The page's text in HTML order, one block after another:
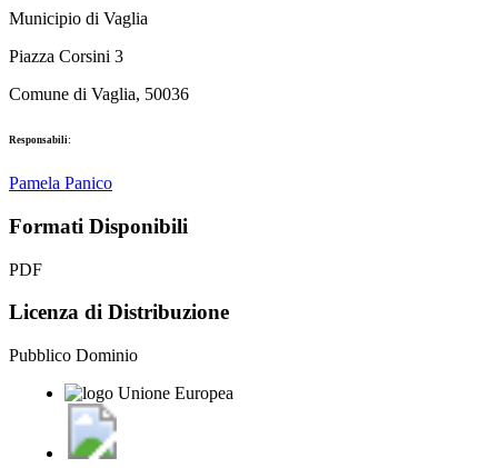
Municipio di Vaglia
Piazza Corsini 3
Comune di Vaglia, 50036
Responsabili:
Pamela Panico
Formati Disponibili
PDF
Licenza di Distribuzione
Pubblico Dominio